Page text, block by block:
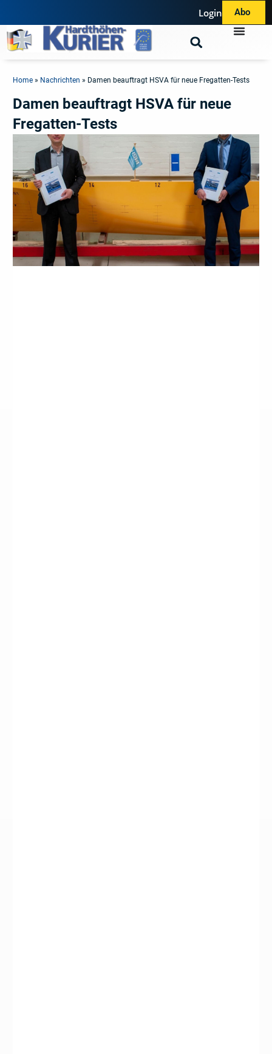
Login Abo
Home » Nachrichten » Damen beauftragt HSVA für neue Fregatten-Tests
Damen beauftragt HSVA für neue
Fregatten-Tests